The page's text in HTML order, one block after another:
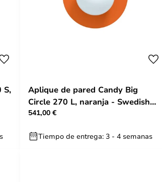
S,
Aplique de pared Candy Big
Circle 270 L, naranja - Swedish
Ninja
541,00 €
Tiempo de entrega: 3 - 4 semanas